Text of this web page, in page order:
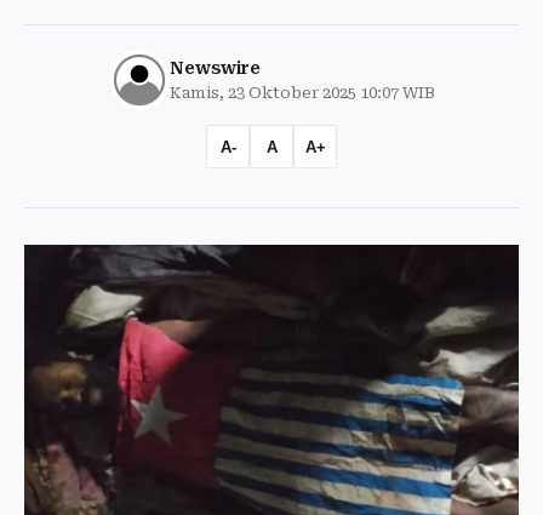
Newswire
Kamis, 23 Oktober 2025 10:07 WIB
A- A A+